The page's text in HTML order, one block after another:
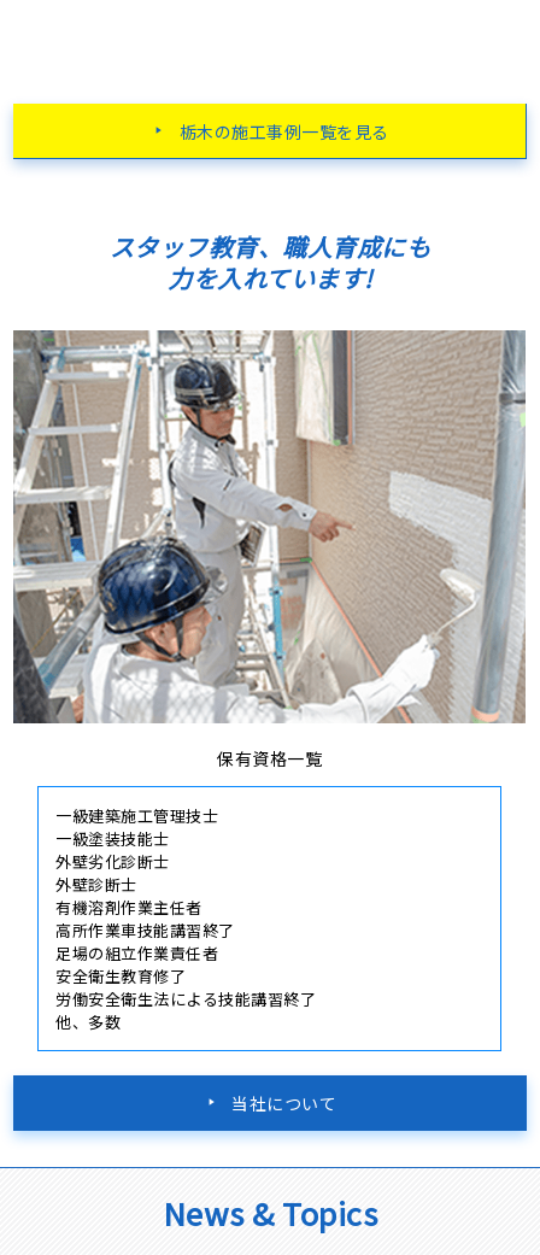
栃木の施工事例一覧を見る
スタッフ教育、職人育成にも
力を入れています!
保有資格一覧
一級建築施工管理技士
一級塗装技能士
外壁劣化診断士
外壁診断士
有機溶剤作業主任者
高所作業車技能講習終了
足場の組立作業責任者
安全衛生教育修了
労働安全衛生法による技能講習終了
他、多数
当社について
News & Topics